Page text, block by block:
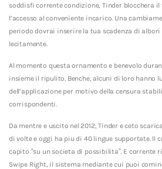
soddisfi corrente condizione, Tinder blocchera
l’accesso al conveniente incarico. Una
periodo dovrai inserire la tua scadenza di albori
lecitamente.
Al momento questa ornamento e benevolo
insieme il ripulito. Benche, alcuni di loro hanno
dell’applicazione per motivo della censura
corrispondenti.
Da mentre e uscito nel 2012, Tinder e ceto
di volte e oggi ha piu di 40 lingue supportate. lI
capito “su un societa di possibilita”. E corrente
Swipe Right, il sistema mediante cui puoi